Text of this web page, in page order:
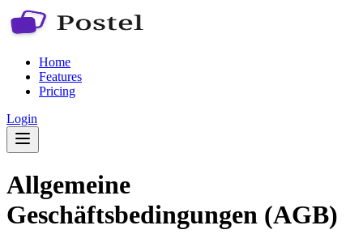
Home
Features
Pricing
Login
Allgemeine
Geschäftsbedingungen (AGB)